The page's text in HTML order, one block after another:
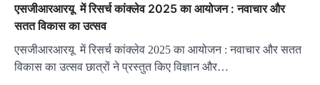
एसजीआरआरयू में रिसर्च कांक्लेव 2025 का आयोजन : नवाचार और
सतत विकास का उत्सव
एसजीआरआरयू में रिसर्च कांक्लेव 2025 का आयोजन : नवाचार और सतत
विकास का उत्सव छात्रों ने प्रस्तुत किए विज्ञान और…